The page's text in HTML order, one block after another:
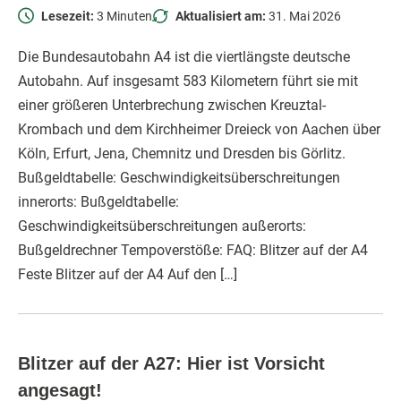
Lesezeit: 3 Minuten Aktualisiert am: 31. Mai 2026
Die Bundesautobahn A4 ist die viertlängste deutsche
Autobahn. Auf insgesamt 583 Kilometern führt sie mit
einer größeren Unterbrechung zwischen Kreuztal-
Krombach und dem Kirchheimer Dreieck von Aachen über
Köln, Erfurt, Jena, Chemnitz und Dresden bis Görlitz.
Bußgeldtabelle: Geschwindigkeitsüberschreitungen
innerorts: Bußgeldtabelle:
Geschwindigkeitsüberschreitungen außerorts:
Bußgeldrechner Tempoverstöße: FAQ: Blitzer auf der A4
Feste Blitzer auf der A4 Auf den […]
Blitzer auf der A27: Hier ist Vorsicht
angesagt!